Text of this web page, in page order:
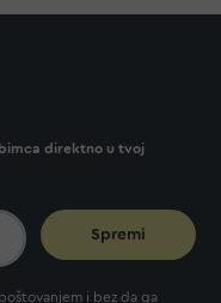
direktno u tvoj
Spremi
i bez da ga